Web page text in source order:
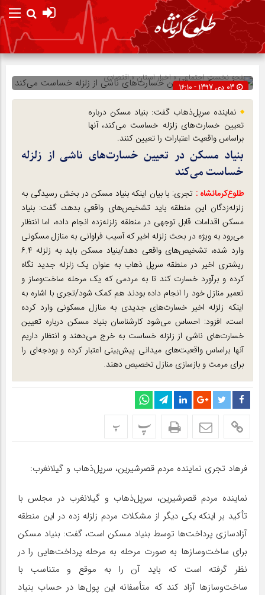
صفحه نخستاجتماعی»اخبار استان»اقتصادی
03 دی 1397 - 16:10
شناسه : 14106
نماینده سرپل‌ذهاب گفت: بنیاد مسکن درباره
تعیین خسارت‌های زلزله‌ خساست می‌کند، آنها
براساس واقعیت‌ اعتبارات را تعیین کنند.
بنیاد مسکن در تعیین خسارت‌های ناشی از زلزله‌
خساست می‌کند
طلوع‌‌کرمانشاه : تجری: با بیان اینکه بنیاد مسکن در بخش رسیدگی به
زلزله‌زدگان این منطقه باید تشخیص‌های واقعی بدهد، گفت: بنیاد
مسکن اقدامات قابل توجهی در منطقه زلزله‌زده انجام داده، اما انتظار
می‌رود به ویژه در بحث زلزله اخیر که آسیب فراوانی به منازل مسکونی
وارد شده، تشخیص‌های واقعی دهد/بنیاد مسکن باید به زلزله ۶.۴
ریشتری اخیر در منطقه سرپل ذهاب به عنوان یک زلزله جدید نگاه
کرده و برآورد خسارت کند تا به مردمی که یک مرحله ساخت‌وساز و
تعمیر منازل خود را انجام داده بودند هم کمک شود/تجری با اشاره به
اینکه زلزله اخیر خسارت‌های جدیدی به منازل مسکونی وارد کرده
است، افزود: احساس می‌شود کارشناسان بنیاد مسکن درباره تعیین
خسارت‌های ناشی از زلزله‌ خساست به خرج می‌دهند و انتظار داریم
آنها براساس واقعیت‌های میدانی پیش‌بینی اعتبار کرده و بودجه‌ای را
برای مرمت و بازسازی منازل تخصیص دهند.
پ پ
فرهاد تجری نماینده مردم قصرشیرین، سرپل‌ذهاب و گیلانغرب‌:
نماینده مردم قصرشیرین، سرپل‌ذهاب و گیلانغرب‌ در مجلس با
تأکید بر اینکه یکی دیگر از مشکلات مردم زلزله زده در این منطقه
آزادسازی پرداخت‌ها توسط بنیاد مسکن است، گفت: بنیاد مسکن
برای ساخت‌وساز‌ها به صورت مرحله به مرحله پرداخت‌هایی را در
نظر گرفته است که باید آن را به موقع و متناسب با
ساخت‌وسازها آزاد کند که متأسفانه این پول‌ها در حساب بنیاد